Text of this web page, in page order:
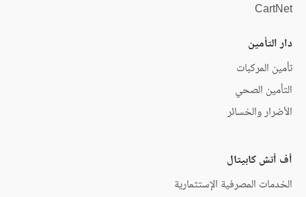
CartNet
دار التأمين
تأمين المركبات
التأمين الصحي
الأضرار والخسائر
أف أتش كابيتال
الخدمات المصرفية الإستثمارية